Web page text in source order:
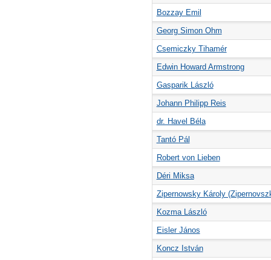
Bozzay Emil
Georg Simon Ohm
Csemiczky Tihamér
Edwin Howard Armstrong
Gasparik László
Johann Philipp Reis
dr. Havel Béla
Tantó Pál
Robert von Lieben
Déri Miksa
Zipernowsky Károly
Kozma László
Eisler János
Koncz István